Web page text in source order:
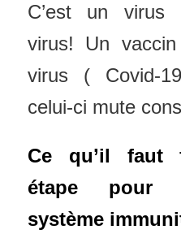
C’est un virus
virus! Un
virus ( Covid-
celui-ci mute
Ce qu’il faut
étape pour
système